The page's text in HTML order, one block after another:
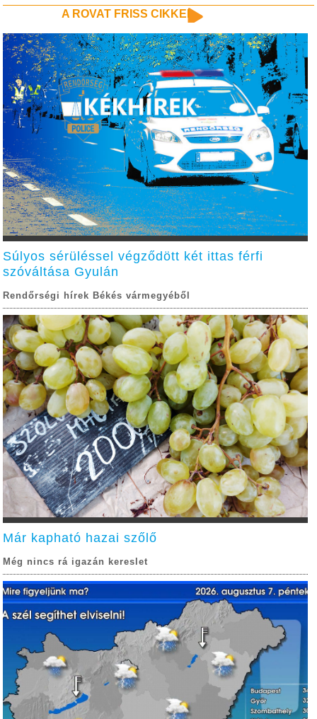
A ROVAT FRISS CIKKEI
Súlyos sérüléssel végződött két ittas férfi
szóváltása Gyulán
Rendőrségi hírek Békés vármegyéből
Már kapható hazai szőlő
Még nincs rá igazán kereslet